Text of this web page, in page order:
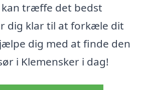
kan træffe det bedst
dig klar til at forkæle dit
dig med at finde den
i Klemensker i dag!